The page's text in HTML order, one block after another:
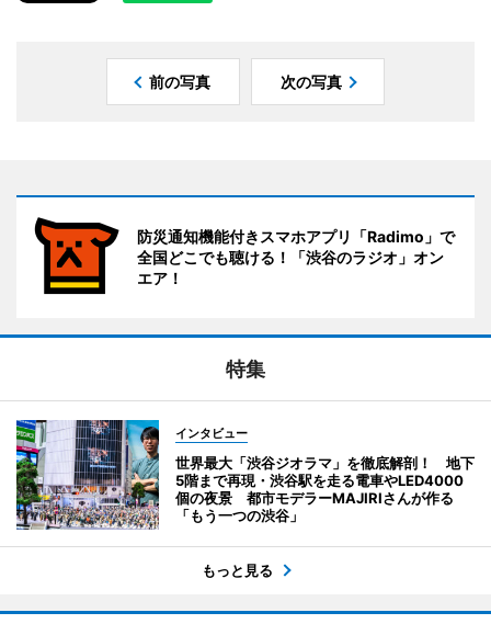
前の写真 次の写真
防災通知機能付きスマホアプリ「Radimo」で
全国どこでも聴ける！「渋谷のラジオ」オン
エア！
特集
インタビュー
世界最大「渋谷ジオラマ」を徹底解剖！ 地下
5階まで再現・渋谷駅を走る電車やLED4000
個の夜景 都市モデラーMAJIRIさんが作る
「もう一つの渋谷」
もっと見る